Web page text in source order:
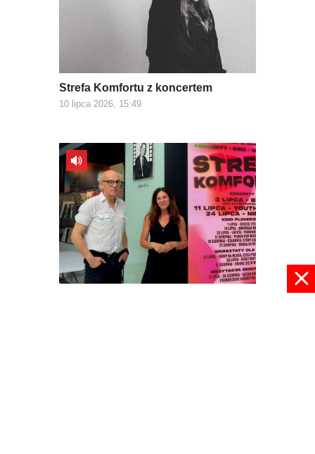
Strefa Komfortu z koncertem
10 lipca 2026, 15:49